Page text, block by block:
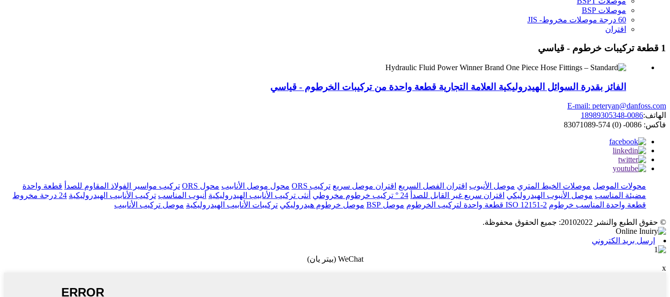
موصلات BSP
60 درجة موصلات مخروط- JIS
اقتران
1 قطعة تركيبات خرطوم - قياسي
الفائز بقدرة السوائل الهيدروليكية العلامة التجارية قطعة واحدة من تركيبات الخرطوم - قياسي
E-mail: peteryan@danfoss.com
الهاتف:0086-18989305348
فاكس: 0086- (0) 574-83071089
محولات الموصل موصلات الخيط المتري موصل الأنبوب اقتران الفصل السريع اقتران موصل سريع تركيب ORS محول موصل الأنابيب محول ORS تركيب مواسير الفولاذ المقاوم للصدأ قطعة واحدة
مضيئة المناسب موصل الأنبوب الهيدروليكي اقتران سريع غير القابل للصدأ 24 ° تركيب خرطوم مخروطي أنثى تركيب الأنابيب الهيدروليكية أنبوب المناسب تركيب الأنابيب الهيدروليكية
24 درجة مخروط
قطعة واحدة المناسب خرطوم ISO 12151-2 قطعة واحدة لتركيب الخرطوم موصل BSP موصل خرطوم هيدروليكي تركيبات الأنابيب الهيدروليكية موصل تركيب الأنابيب
© حقوق الطبع والنشر 20102022: جميع الحقوق محفوظة.
ارسل بريد الكتروني
WeChat (بيتر يان)
x